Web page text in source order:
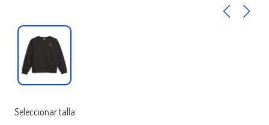
Seleccionar talla